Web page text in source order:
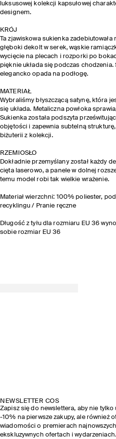
luksusowej kolekcji kapsułowej
designem.
KRÓJ
Ta zjawiskowa sukienka zadebiutowała
głęboki dekolt w serek, wąskie
wycięcie na plecach i rozporki po
pięknie układa się podczas chodzenia.
elegancko opada na podłogę.
MATERIAŁ
Wybraliśmy błyszczącą satynę, która
się układa. Metaliczna powłoka
Sukienka została podszyta
objętości i zapewnia subtelną
biżuterii z kolekcji.
RZEMIOSŁO
Dokładnie przemyślany został każdy
cięta laserowo, a panele w dolnej
temu model robi tak wielkie wrażenie.
Materiał wierzchni: 100% poliester,
recyklingu / Pranie ręczne
Długość z tyłu dla rozmiaru EU 36
sobie rozmiar EU 36
NEWSLETTER COS
Zapisz się do newslettera, aby nie tylko
-10% na pierwsze zakupy, ale również
wiadomości o premierach
ekskluzywnych ofertach i wydarzeniach.